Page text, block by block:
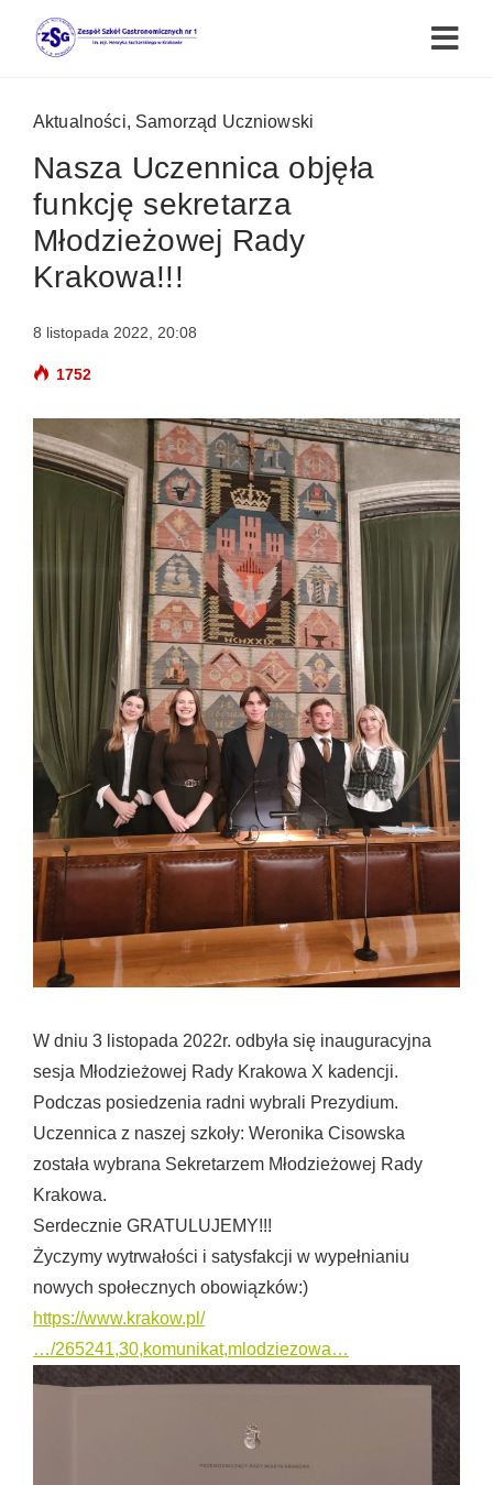
Aktualności, Samorząd Uczniowski
Nasza Uczennica objęła
funkcję sekretarza
Młodzieżowej Rady
Krakowa!!!
8 listopada 2022, 20:08
1752
W dniu 3 listopada 2022r. odbyła się inauguracyjna
sesja Młodzieżowej Rady Krakowa X kadencji.
Podczas posiedzenia radni wybrali Prezydium.
Uczennica z naszej szkoły: Weronika Cisowska
została wybrana Sekretarzem Młodzieżowej Rady
Krakowa.
Serdecznie GRATULUJEMY!!!
Życzymy wytrwałości i satysfakcji w wypełnianiu
nowych społecznych obowiązków:)
https://www.krakow.pl/
…/265241,30,komunikat,mlodziezowa…